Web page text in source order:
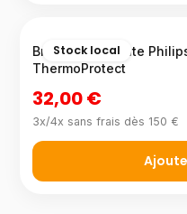
Stock local
Brosse soufflante
ThermoProtect
32,00 €
3x/4x sans frais dès 150 €